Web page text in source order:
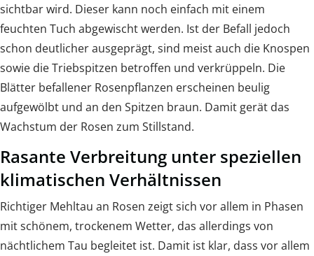
sichtbar wird. Dieser kann noch einfach mit einem
feuchten Tuch abgewischt werden. Ist der Befall jedoch
schon deutlicher ausgeprägt, sind meist auch die Knospen
sowie die Triebspitzen betroffen und verkrüppeln. Die
Blätter befallener Rosenpflanzen erscheinen beulig
aufgewölbt und an den Spitzen braun. Damit gerät das
Wachstum der Rosen zum Stillstand.
Rasante Verbreitung unter speziellen
klimatischen Verhältnissen
Richtiger Mehltau an Rosen zeigt sich vor allem in Phasen
mit schönem, trockenem Wetter, das allerdings von
nächtlichem Tau begleitet ist. Damit ist klar, dass vor allem